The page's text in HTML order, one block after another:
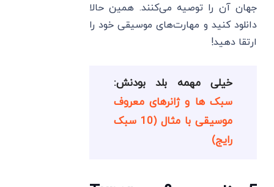
جهان آن را توصیه می‌کنند. همین حالا
دانلود کنید و مهارت‌های موسیقی خود را
ارتقا دهید!
خیلی مهمه بلد بودنش:
سبک ها و ژانرهای معروف
موسیقی با مثال (10 سبک
رایج)